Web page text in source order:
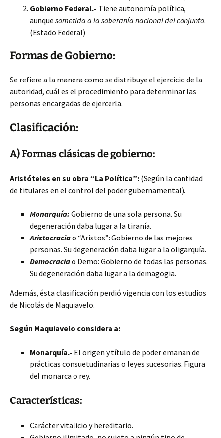
Gobierno Federal.- Tiene autonomía política,
aunque sometida a la soberanía nacional del conjunto.
(Estado Federal)
Formas de Gobierno:
Se refiere a la manera como se distribuye el ejercicio de la
autoridad, cuál es el procedimiento para determinar las
personas encargadas de ejercerla.
Clasificación:
A) Formas clásicas de gobierno:
Aristóteles en su obra “La Política”: (Según la cantidad
de titulares en el control del poder gubernamental).
Monarquía: Gobierno de una sola persona. Su
degeneración daba lugar a la tiranía.
Aristocraciao “Aristos”: Gobierno de las mejores
personas. Su degeneración daba lugar a la oligarquía.
Democraciao Demo: Gobierno de todas las personas.
Su degeneración daba lugar a la demagogia.
Además, ésta clasificación perdió vigencia con los estudios
de Nicolás de Maquiavelo.
Según Maquiavelo considera a:
Monarquía.- El origen y título de poder emanan de
prácticas consuetudinarias o leyes sucesorias. Figura
del monarca o rey.
Características:
Carácter vitalicio y hereditario.